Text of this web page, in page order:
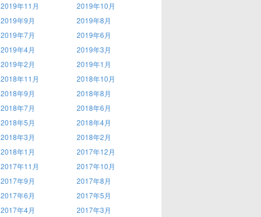
2019年11月
2019年10月
2019年9月
2019年8月
2019年7月
2019年6月
2019年4月
2019年3月
2019年2月
2019年1月
2018年11月
2018年10月
2018年9月
2018年8月
2018年7月
2018年6月
2018年5月
2018年4月
2018年3月
2018年2月
2018年1月
2017年12月
2017年11月
2017年10月
2017年9月
2017年8月
2017年6月
2017年5月
2017年4月
2017年3月